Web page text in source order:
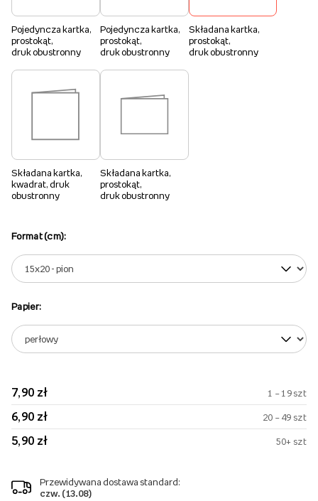
Pojedyncza kartka,
prostokąt,
druk obustronny
Pojedyncza kartka,
prostokąt,
druk obustronny
Składana kartka,
prostokąt,
druk obustronny
Składana kartka,
kwadrat, druk
obustronny
Składana kartka,
prostokąt,
druk obustronny
Format (cm):
Papier:
7,90 zł 1 – 19 szt
6,90 zł 20 – 49 szt
5,90 zł 50+ szt
Przewidywana dostawa standard:
czw. (13.08)